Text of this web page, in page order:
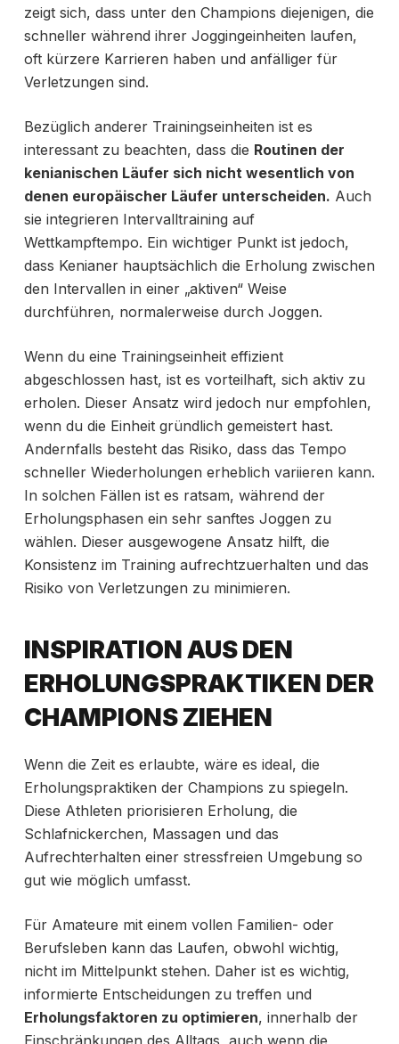
zeigt sich, dass unter den Champions diejenigen, die
schneller während ihrer Joggingeinheiten laufen,
oft kürzere Karrieren haben und anfälliger für
Verletzungen sind.
Bezüglich anderer Trainingseinheiten ist es
interessant zu beachten, dass die Routinen der
kenianischen Läufer sich nicht wesentlich von
denen europäischer Läufer unterscheiden. Auch
sie integrieren Intervalltraining auf
Wettkampftempo. Ein wichtiger Punkt ist jedoch,
dass Kenianer hauptsächlich die Erholung zwischen
den Intervallen in einer „aktiven“ Weise
durchführen, normalerweise durch Joggen.
Wenn du eine Trainingseinheit effizient
abgeschlossen hast, ist es vorteilhaft, sich aktiv zu
erholen. Dieser Ansatz wird jedoch nur empfohlen,
wenn du die Einheit gründlich gemeistert hast.
Andernfalls besteht das Risiko, dass das Tempo
schneller Wiederholungen erheblich variieren kann.
In solchen Fällen ist es ratsam, während der
Erholungsphasen ein sehr sanftes Joggen zu
wählen. Dieser ausgewogene Ansatz hilft, die
Konsistenz im Training aufrechtzuerhalten und das
Risiko von Verletzungen zu minimieren.
INSPIRATION AUS DEN
ERHOLUNGSPRAKTIKEN DER
CHAMPIONS ZIEHEN
Wenn die Zeit es erlaubte, wäre es ideal, die
Erholungspraktiken der Champions zu spiegeln.
Diese Athleten priorisieren Erholung, die
Schlafnickerchen, Massagen und das
Aufrechterhalten einer stressfreien Umgebung so
gut wie möglich umfasst.
Für Amateure mit einem vollen Familien- oder
Berufsleben kann das Laufen, obwohl wichtig,
nicht im Mittelpunkt stehen. Daher ist es wichtig,
informierte Entscheidungen zu treffen und
Erholungsfaktoren zu optimieren, innerhalb der